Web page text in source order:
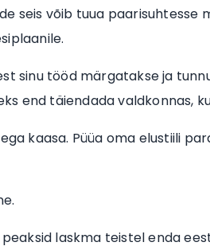
seis võib tuua paarisuhtesse
sinu tööd märgatakse ja
end täiendada valdkonnas,
kaasa. Püüa oma elustiili
laskma teistel enda